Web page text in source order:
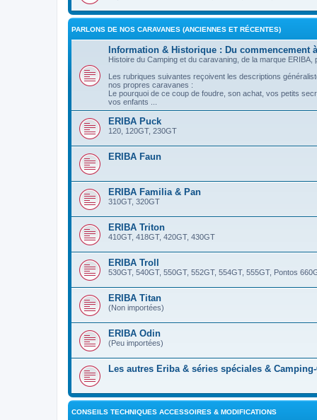
PARLONS DE NOS CARAVANES (ANCIENNES ET RÉCENTES)
Information & Historique : Du commencement
Histoire du Camping et du caravaning, de la marque ERIBA,
Les rubriques suivantes reçoivent les descriptions
nos propres caravanes :
Le pourquoi de ce coup de foudre, son achat, vos petits
vos enfants ...
ERIBA Puck
120, 120GT, 230GT
ERIBA Faun
ERIBA Familia & Pan
310GT, 320GT
ERIBA Triton
410GT, 418GT, 420GT, 430GT
ERIBA Troll
530GT, 540GT, 550GT, 552GT, 554GT, 555GT, Pontos
ERIBA Titan
(Non importées)
ERIBA Odin
(Peu importées)
Les autres Eriba & séries spéciales &
CONSEILS TECHNIQUES ACCESSOIRES & MODIFICATIONS